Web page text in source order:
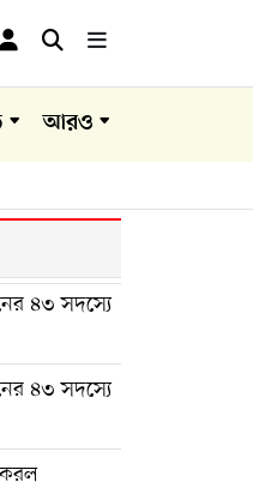
আরও
৪৩ সদস্যে
৪৩ সদস্যে
করল